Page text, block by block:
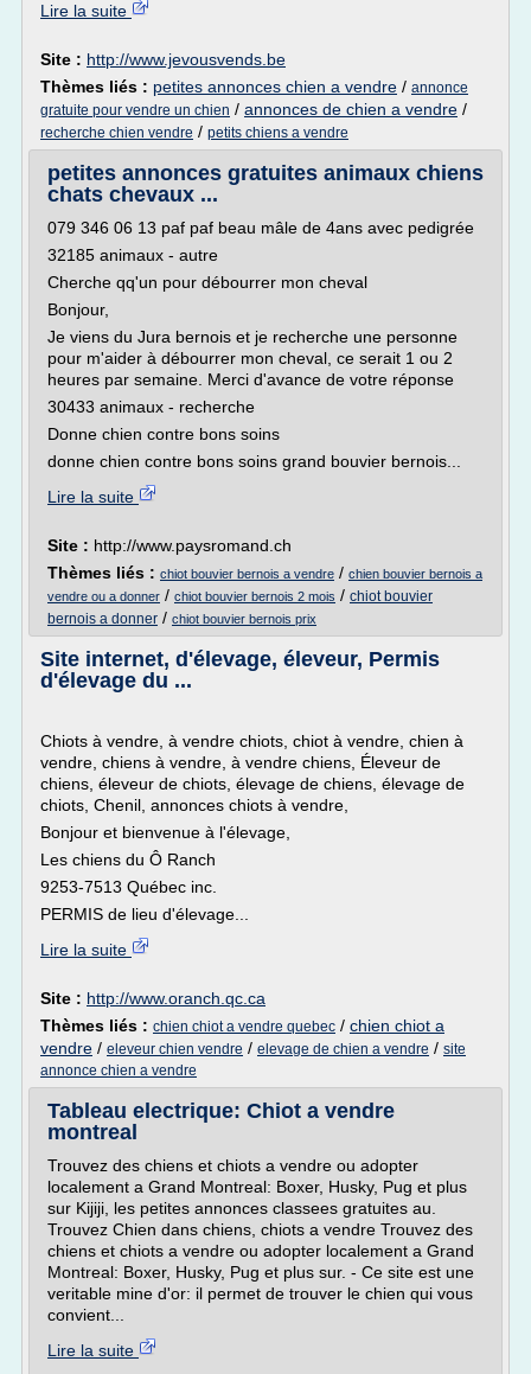
Lire la suite
Site : http://www.jevousvends.be
Thèmes liés : petites annonces chien a vendre / annonce
gratuite pour vendre un chien / annonces de chien a vendre /
recherche chien vendre / petits chiens a vendre
petites annonces gratuites animaux chiens
chats chevaux ...
079 346 06 13 paf paf beau mâle de 4ans avec pedigrée
32185 animaux - autre
Cherche qq'un pour débourrer mon cheval
Bonjour,
Je viens du Jura bernois et je recherche une personne
pour m'aider à débourrer mon cheval, ce serait 1 ou 2
heures par semaine. Merci d'avance de votre réponse
30433 animaux - recherche
Donne chien contre bons soins
donne chien contre bons soins grand bouvier bernois...
Lire la suite
Site : http://www.paysromand.ch
Thèmes liés : chiot bouvier bernois a vendre / chien bouvier bernois a
vendre ou a donner / chiot bouvier bernois 2 mois / chiot bouvier
bernois a donner / chiot bouvier bernois prix
Site internet, d'élevage, éleveur, Permis
d'élevage du ...
Chiots à vendre, à vendre chiots, chiot à vendre, chien à
vendre, chiens à vendre, à vendre chiens, Éleveur de
chiens, éleveur de chiots, élevage de chiens, élevage de
chiots, Chenil, annonces chiots à vendre,
Bonjour et bienvenue à l'élevage,
Les chiens du Ô Ranch
9253-7513 Québec inc.
PERMIS de lieu d'élevage...
Lire la suite
Site : http://www.oranch.qc.ca
Thèmes liés : chien chiot a vendre quebec / chien chiot a
vendre / eleveur chien vendre / elevage de chien a vendre / site
annonce chien a vendre
Tableau electrique: Chiot a vendre
montreal
Trouvez des chiens et chiots a vendre ou adopter
localement a Grand Montreal: Boxer, Husky, Pug et plus
sur Kijiji, les petites annonces classees gratuites au.
Trouvez Chien dans chiens, chiots a vendre Trouvez des
chiens et chiots a vendre ou adopter localement a Grand
Montreal: Boxer, Husky, Pug et plus sur. - Ce site est une
veritable mine d'or: il permet de trouver le chien qui vous
convient...
Lire la suite